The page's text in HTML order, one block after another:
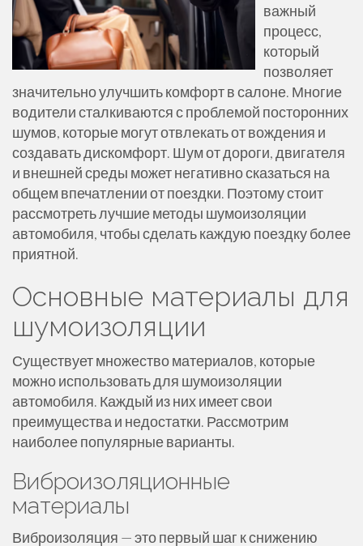
важный
процесс,
который
позволяет
значительно улучшить комфорт в салоне. Многие
водители сталкиваются с проблемой посторонних
шумов, которые могут отвлекать от вождения и
создавать дискомфорт. Шум от дороги, двигателя
и внешней среды может негативно сказаться на
общем впечатлении от поездки. Поэтому стоит
рассмотреть лучшие методы шумоизоляции
автомобиля, чтобы сделать каждую поездку более
приятной.
Основные материалы для
шумоизоляции
Существует множество материалов, которые
можно использовать для шумоизоляции
автомобиля. Каждый из них имеет свои
преимущества и недостатки. Рассмотрим
наиболее популярные варианты.
Виброизоляционные
материалы
Виброизоляция — это первый шаг к снижению